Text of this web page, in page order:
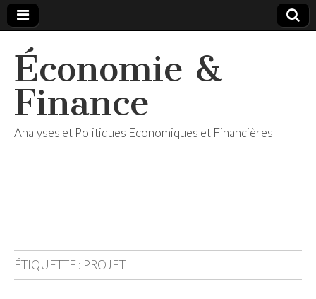
Économie &
Finance
Analyses et Politiques Economiques et Financières
ÉTIQUETTE : PROJET